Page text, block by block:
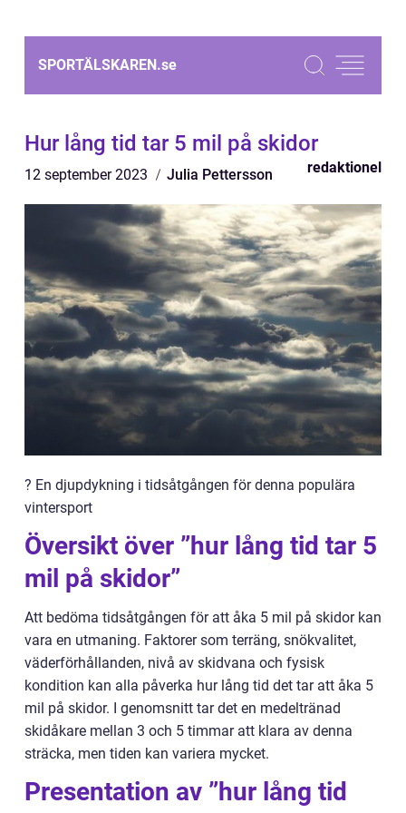
SPORTÄLSKAREN.se
Hur lång tid tar 5 mil på skidor
12 september 2023 Julia Pettersson redaktionel
? En djupdykning i tidsåtgången för denna populära
vintersport
Översikt över ”hur lång tid tar 5
mil på skidor”
Att bedöma tidsåtgången för att åka 5 mil på skidor kan
vara en utmaning. Faktorer som terräng, snökvalitet,
väderförhållanden, nivå av skidvana och fysisk
kondition kan alla påverka hur lång tid det tar att åka 5
mil på skidor. I genomsnitt tar det en medeltränad
skidåkare mellan 3 och 5 timmar att klara av denna
sträcka, men tiden kan variera mycket.
Presentation av ”hur lång tid